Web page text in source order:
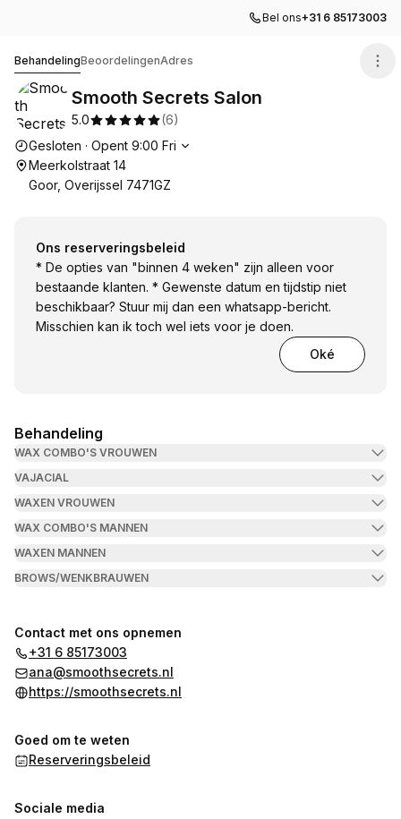
Bel ons+31 6 85173003
BehandelingBeoordelingenAdres
Smooth Secrets Salon
5.0 (6)
Openingstijden
Gesloten · Opent 9:00 Fri
Meerkolstraat 14
Goor, Overijssel 7471GZ
Ons reserveringsbeleid
* De opties van "binnen 4 weken" zijn alleen voor
bestaande klanten. * Gewenste datum en tijdstip niet
beschikbaar? Stuur mij dan een whatsapp-bericht.
Misschien kan ik toch wel iets voor je doen.
Oké
Behandeling
WAX COMBO'S VROUWEN
VAJACIAL
WAXEN VROUWEN
WAX COMBO'S MANNEN
WAXEN MANNEN
BROWS/WENKBRAUWEN
Contact met ons opnemen
+31 6 85173003
ana@smoothsecrets.nl
https://smoothsecrets.nl
Goed om te weten
Reserveringsbeleid
Sociale media